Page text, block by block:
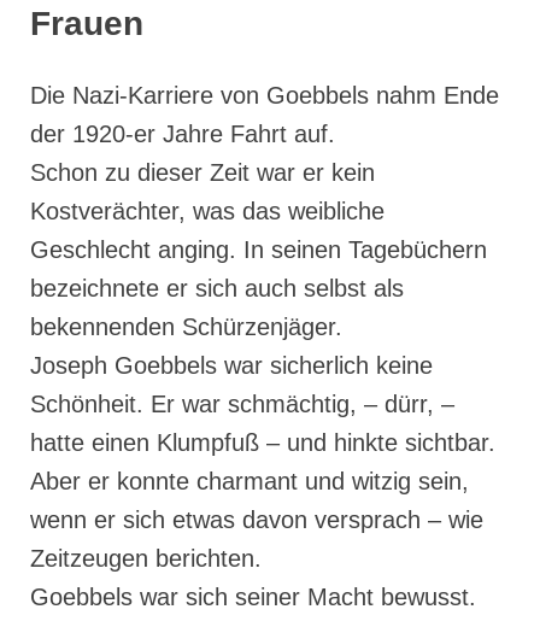
Frauen
Die Nazi-Karriere von Goebbels nahm Ende
der 1920-er Jahre Fahrt auf.
Schon zu dieser Zeit war er kein
Kostverächter, was das weibliche
Geschlecht anging. In seinen Tagebüchern
bezeichnete er sich auch selbst als
bekennenden Schürzenjäger.
Joseph Goebbels war sicherlich keine
Schönheit. Er war schmächtig, – dürr, –
hatte einen Klumpfuß – und hinkte sichtbar.
Aber er konnte charmant und witzig sein,
wenn er sich etwas davon versprach – wie
Zeitzeugen berichten.
Goebbels war sich seiner Macht bewusst.